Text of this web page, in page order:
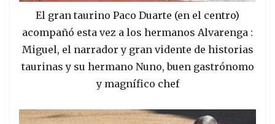
El gran taurino Paco Duarte (en el centro)
acompañó esta vez a los hermanos Alvarenga :
Miguel, el narrador y gran vidente de historias
taurinas y su hermano Nuno, buen gastrónomo
y magnífico chef